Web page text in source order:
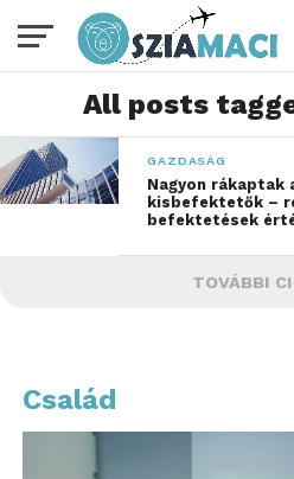
All posts
GAZDASÁG
Nagyon rákaptak
kisbefektetők –
befektetések
TOVÁBBI
Család